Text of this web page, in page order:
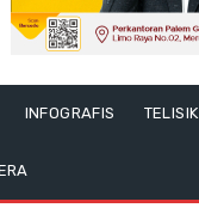
INFOGRAFIS TELISIK